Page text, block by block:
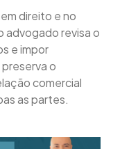
direito e no
advogado revisa o
e impor
o
comercial
as partes.